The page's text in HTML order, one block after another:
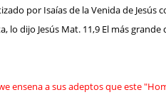
por Isaías de la Venida de Jesús
lo dijo Jesús Mat. 11,9 El más
ensena a sus adeptos que este